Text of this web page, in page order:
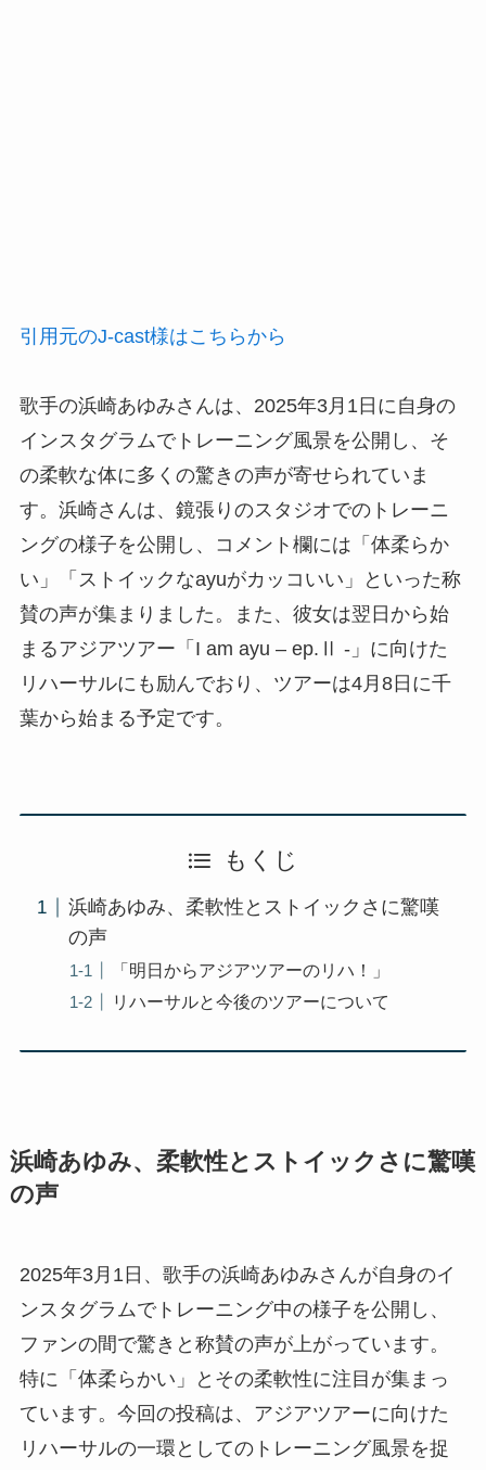
引用元のJ-cast様はこちらから
歌手の浜崎あゆみさんは、2025年3月1日に自身の
インスタグラムでトレーニング風景を公開し、そ
の柔軟な体に多くの驚きの声が寄せられていま
す。浜崎さんは、鏡張りのスタジオでのトレーニ
ングの様子を公開し、コメント欄には「体柔らか
い」「ストイックなayuがカッコいい」といった称
賛の声が集まりました。また、彼女は翌日から始
まるアジアツアー「I am ayu – ep.Ⅱ -」に向けた
リハーサルにも励んでおり、ツアーは4月8日に千
葉から始まる予定です。
もくじ
浜崎あゆみ、柔軟性とストイックさに驚嘆
の声
「明日からアジアツアーのリハ！」
リハーサルと今後のツアーについて
浜崎あゆみ、柔軟性とストイックさに驚嘆
の声
2025年3月1日、歌手の浜崎あゆみさんが自身のイ
ンスタグラムでトレーニング中の様子を公開し、
ファンの間で驚きと称賛の声が上がっています。
特に「体柔らかい」とその柔軟性に注目が集まっ
ています。今回の投稿は、アジアツアーに向けた
リハーサルの一環としてのトレーニング風景を捉